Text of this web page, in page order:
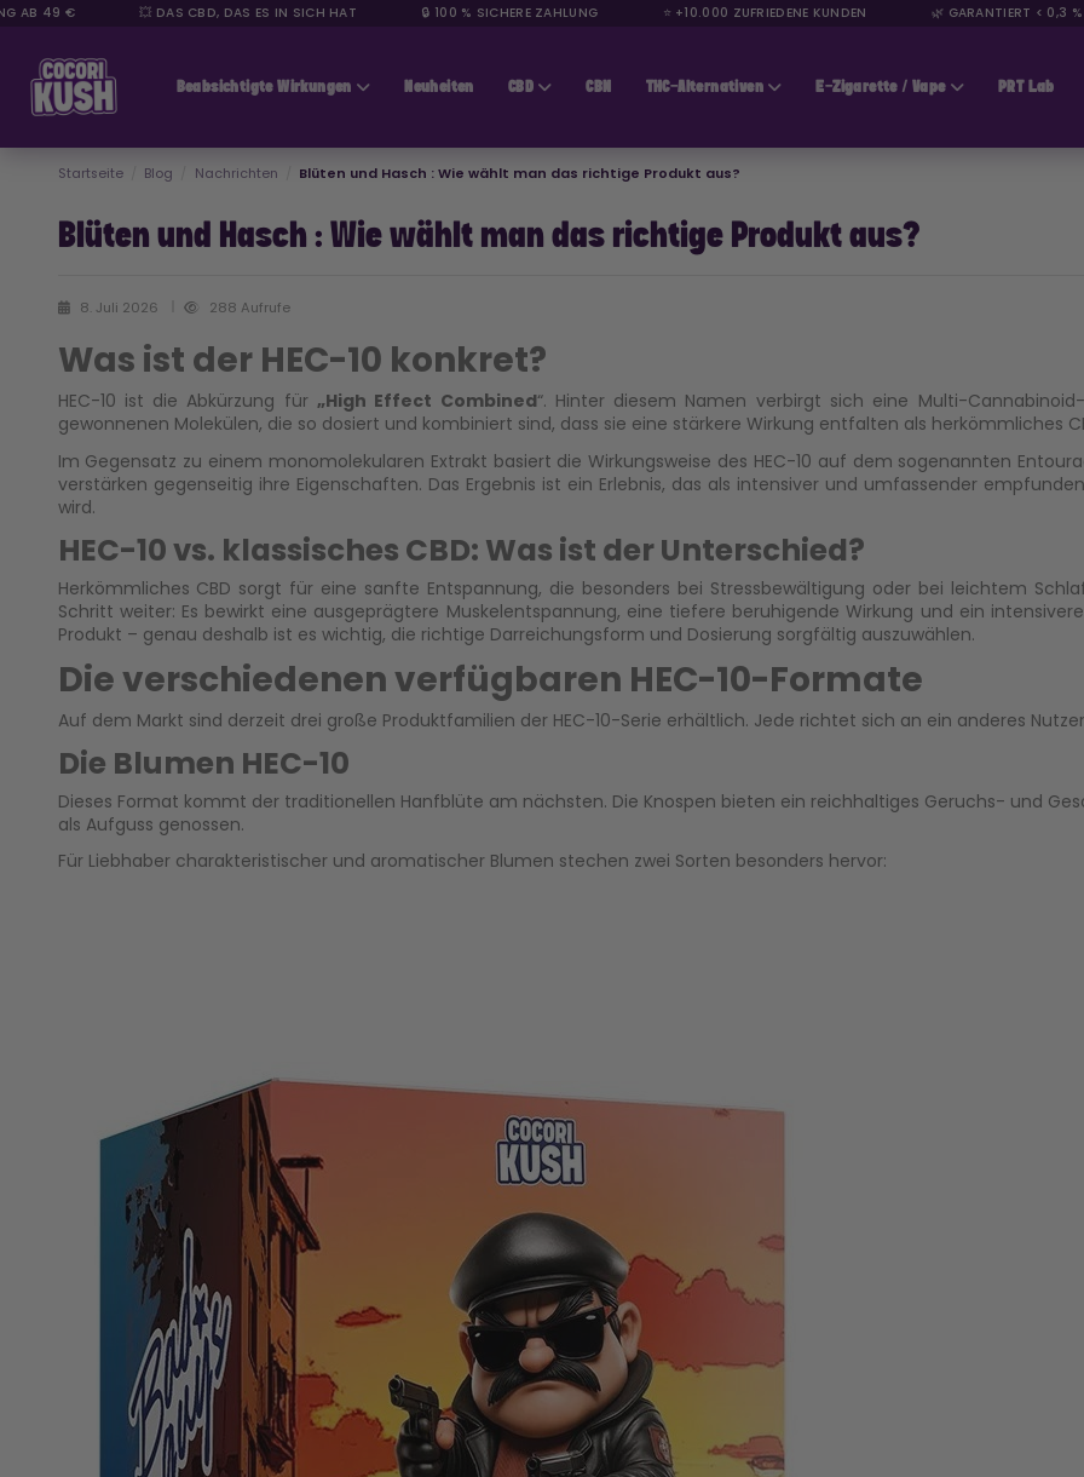
AB 49 € 💥 DAS CBD, DAS ES IN SICH HAT 🔒 100 % SICHERE ZAHLUNG ⭐ +10.000 ZUFRIEDENE KUNDEN 🌿 GARANTIERT < 0,3 %
Beabsichtigte Wirkungen Neuheiten CBD CBN THC-Alternativen E-Zigarette / Vape PRT Lab
Startseite Blog Nachrichten Blüten und Hasch : Wie wählt man das richtige Produkt aus?
Blüten und Hasch : Wie wählt man das richtige Produkt aus?
8. Juli 2026 288 Aufrufe
Was ist der HEC-10 konkret?
HEC-10 ist die Abkürzung für „High Effect Combined“. Hinter diesem Namen verbirgt sich eine Multi-
gewonnenen Molekülen, die so dosiert und kombiniert sind, dass sie eine stärkere Wirkung entfalten als herkömmliches
Im Gegensatz zu einem monomolekularen Extrakt basiert die Wirkungsweise des HEC-10 auf dem sogenannten
verstärken gegenseitig ihre Eigenschaften. Das Ergebnis ist ein Erlebnis, das als intensiver und umfassender
wird.
HEC-10 vs. klassisches CBD: Was ist der Unterschied?
Herkömmliches CBD sorgt für eine sanfte Entspannung, die besonders bei Stressbewältigung oder bei leichtem
Schritt weiter: Es bewirkt eine ausgeprägtere Muskelentspannung, eine tiefere beruhigende Wirkung und ein
Produkt – genau deshalb ist es wichtig, die richtige Darreichungsform und Dosierung sorgfältig auszuwählen.
Die verschiedenen verfügbaren HEC-10-Formate
Auf dem Markt sind derzeit drei große Produktfamilien der HEC-10-Serie erhältlich. Jede richtet sich an ein anderes
Die Blumen HEC-10
Dieses Format kommt der traditionellen Hanfblüte am nächsten. Die Knospen bieten ein reichhaltiges Geruchs- und
als Aufguss genossen.
Für Liebhaber charakteristischer und aromatischer Blumen stechen zwei Sorten besonders hervor: